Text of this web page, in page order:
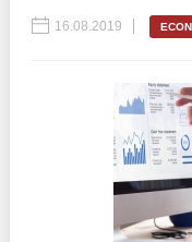
16.08.2019